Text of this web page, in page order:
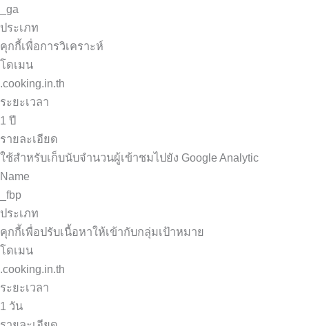
_ga
ประเภท
คุกกี้เพื่อการวิเคราะห์
โดเมน
.cooking.in.th
ระยะเวลา
1 ปี
รายละเอียด
ใช้สำหรับเก็บนับจำนวนผู้เข้าชมไปยัง Google Analytic
Name
_fbp
ประเภท
คุกกี้เพื่อปรับเนื้อหาให้เข้ากับกลุ่มเป้าหมาย
โดเมน
.cooking.in.th
ระยะเวลา
1 วัน